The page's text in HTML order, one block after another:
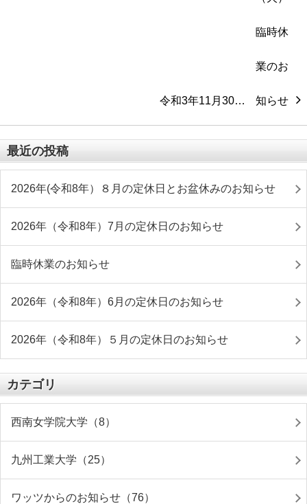
令和3年11月30…
最近の投稿
2026年(令和8年）８月の定休日とお盆休みのお知らせ
2026年（令和8年）7月の定休日のお知らせ
臨時休業のお知らせ
2026年（令和8年）6月の定休日のお知らせ
2026年（令和8年）５月の定休日のお知らせ
カテゴリ
西南女学院大学（8）
九州工業大学（25）
ワッツからのお知らせ（76）